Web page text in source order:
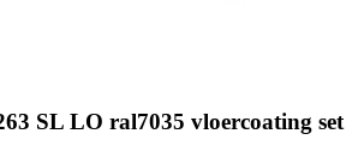
SL LO ral7035 vloercoating set